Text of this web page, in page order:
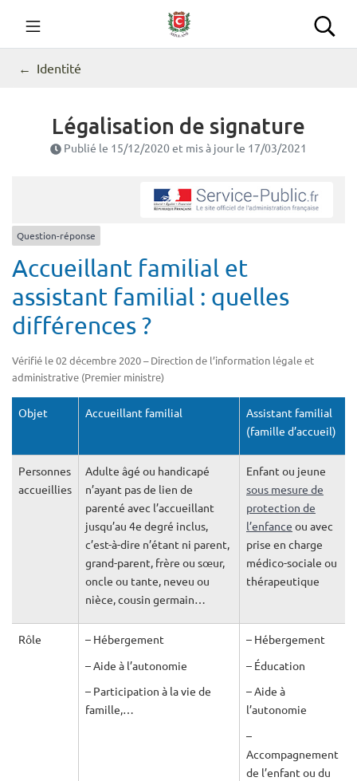
contenu
Commune de Seillans
Identité
Légalisation de signature
Publié le 15/12/2020et mis à jour le 17/03/2021
Question-réponse
Accueillant familial et
assistant familial : quelles
différences ?
Vérifié le 02 décembre 2020 – Direction de l’information légale et
administrative (Premier ministre)
Objet Accueillant familial
Assistant familial
(famille d’accueil)
Personnes
accueillies
Adulte âgé ou handicapé
n’ayant pas de lien de
parenté avec l’accueillant
jusqu’au 4e degré inclus,
c’est-à-dire n’étant ni parent,
grand-parent, frère ou sœur,
oncle ou tante, neveu ou
nièce, cousin germain…
Enfant ou jeune
sous mesure de
protection de
l’enfance ou avec
prise en charge
médico-sociale ou
thérapeutique
Rôle
– Hébergement
– Aide à l’autonomie
– Participation à la vie de
famille,…
– Hébergement
– Éducation
– Aide à
l’autonomie
–
Accompagnement
de l’enfant ou du